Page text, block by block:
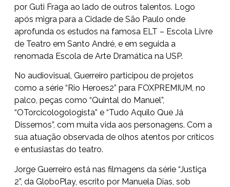
por Guti Fraga ao lado de outros talentos. Logo
após migra para a Cidade de São Paulo onde
aprofunda os estudos na famosa ELT – Escola Livre
de Teatro em Santo André, e em seguida a
renomada Escola de Arte Dramática na USP.
No audiovisual, Guerreiro participou de projetos
como a série “Rio Heroes2” para FOXPREMIUM, no
palco, peças como “Quintal do Manuel”,
“OTorcicologologista” e “Tudo Aquilo Que Já
Dissemos”, com muita vida aos personagens. Com a
sua atuação observada de olhos atentos por críticos
e entusiastas do teatro.
Jorge Guerreiro está nas filmagens da série “Justiça
2”, da GloboPlay, escrito por Manuela Dias, sob